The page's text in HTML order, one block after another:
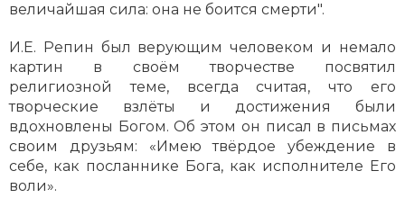
величайшая сила: она не боится смерти".
И.Е. Репин был верующим человеком и немало
картин в своём творчестве посвятил
религиозной теме, всегда считая, что его
творческие взлёты и достижения были
вдохновлены Богом. Об этом он писал в письмах
своим друзьям: «Имею твёрдое убеждение в
себе, как посланнике Бога, как исполнителе Его
воли».